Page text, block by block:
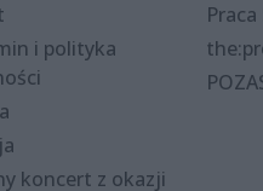
i polityka
koncert z okazji
Praca